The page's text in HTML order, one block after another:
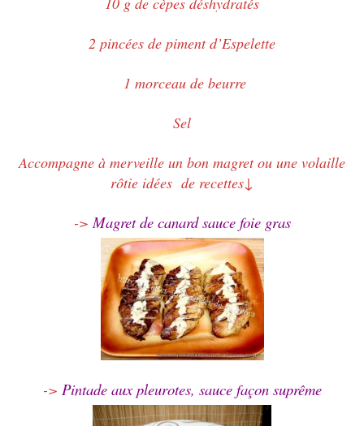
2 pincées de piment d’Espelette
1 morceau de beurre
Sel
Accompagne à merveille un bon magret ou une volaille
rôtie idées de recettes↓
->Magret de canard sauce foie gras
-> Pintade aux pleurotes, sauce façon suprême